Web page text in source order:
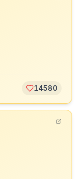
14580